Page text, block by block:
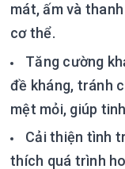
mát, ấm và
cơ thể.
Tăng cường
đề kháng, tránh
mệt mỏi, giúp
Cải thiện tình
thích quá trình